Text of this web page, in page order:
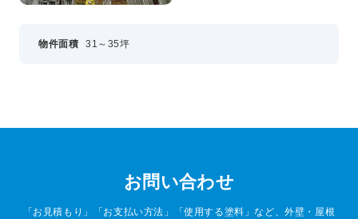
物件面積 31～35坪
お問い合わせ
「お見積もり」「お支払い方法」「使用する塗料」など、外壁・屋根